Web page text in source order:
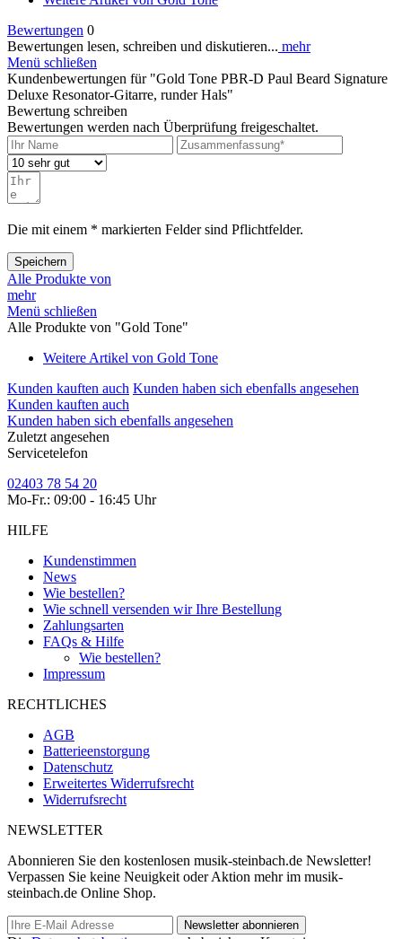
Bewertungen 0
Bewertungen lesen, schreiben und diskutieren... mehr
Menü schließen
Kundenbewertungen für "Gold Tone PBR-D Paul Beard Signature
Deluxe Resonator-Gitarre, runder Hals"
Bewertung schreiben
Bewertungen werden nach Überprüfung freigeschaltet.
Die mit einem * markierten Felder sind Pflichtfelder.
Speichern
Alle Produkte von
mehr
Menü schließen
Alle Produkte von "Gold Tone"
Weitere Artikel von Gold Tone
Kunden kauften auch Kunden haben sich ebenfalls angesehen
Kunden kauften auch
Kunden haben sich ebenfalls angesehen
Zuletzt angesehen
Servicetelefon
02403 78 54 20
Mo-Fr.: 09:00 - 16:45 Uhr
HILFE
Kundenstimmen
News
Wie bestellen?
Wie schnell versenden wir Ihre Bestellung
Zahlungsarten
FAQs & Hilfe
Wie bestellen?
Impressum
RECHTLICHES
AGB
Batterieenstorgung
Datenschutz
Erweitertes Widerrufsrecht
Widerrufsrecht
NEWSLETTER
Abonnieren Sie den kostenlosen musik-steinbach.de Newsletter!
Verpassen Sie keine Neuigkeit oder Aktion mehr im musik-
steinbach.de Online Shop.
Newsletter abonnieren